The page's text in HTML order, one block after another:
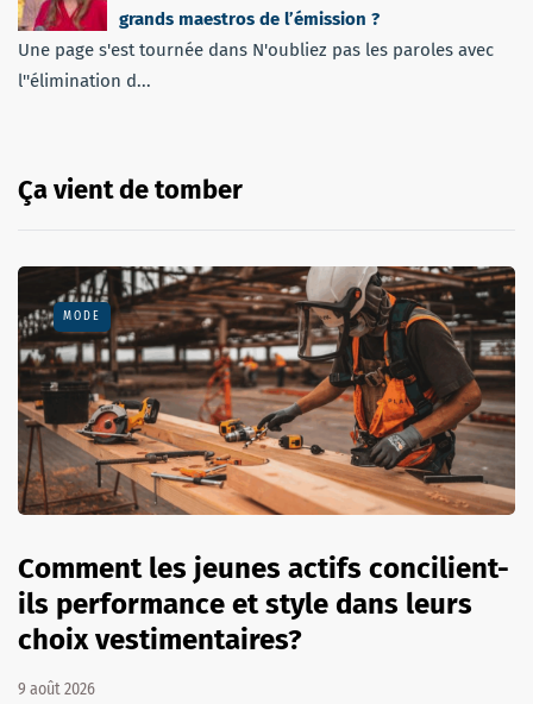
grands maestros de l’émission ?
Une page s'est tournée dans N'oubliez pas les paroles avec
l''élimination d...
Ça vient de tomber
MODE
Comment les jeunes actifs concilient-
ils performance et style dans leurs
choix vestimentaires?
9 août 2026